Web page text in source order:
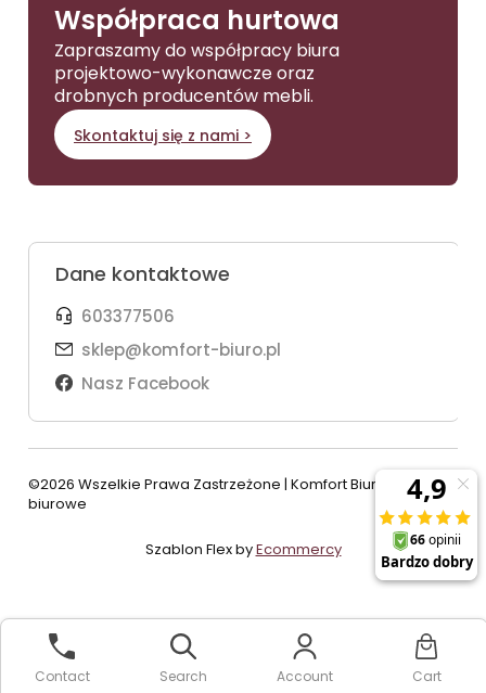
Współpraca hurtowa
Zapraszamy do współpracy biura
projektowo-wykonawcze oraz
drobnych producentów mebli.
Skontaktuj się z nami >
Dane kontaktowe
603377506
sklep@komfort-biuro.pl
Nasz Facebook
Contact Search Account Cart
©2026 Wszelkie Prawa Zastrzeżone | Komfort Biuro - meble
biurowe
Szablon Flex byEcommercy
View full version of the site
Sklep internetowy Shoper Premium